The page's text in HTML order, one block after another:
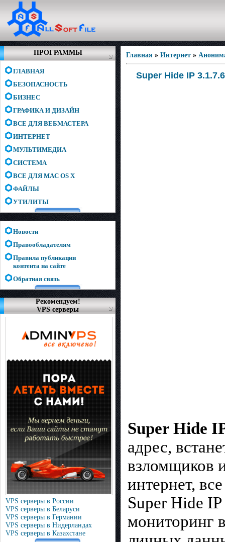
ПРОГРАММЫ
ГЛАВНАЯ
БЕЗОПАСНОСТЬ
БИЗНЕС
ГРАФИКА И ДИЗАЙН
ВСЕ ДЛЯ ВЕБМАСТЕРА
ИНТЕРНЕТ
МУЛЬТИМЕДИА
СИСТЕМА
ВСЕ ДЛЯ MAC OS X
ФАЙЛЫ
УТИЛИТЫ
Новости
Правообладателям
Правила публикации
контента на сайте
Обратная связь
Рекомендуем!
VPS серверы
VPS серверы в России
VPS серверы в Беларуси
VPS серверы в Германии
VPS серверы в Нидерландах
VPS серверы в Казахстане
Главная » Интернет »
Super Hide IP
Super Hide
адрес,
взломщиков
интернет,
Super Hide
мониторинг